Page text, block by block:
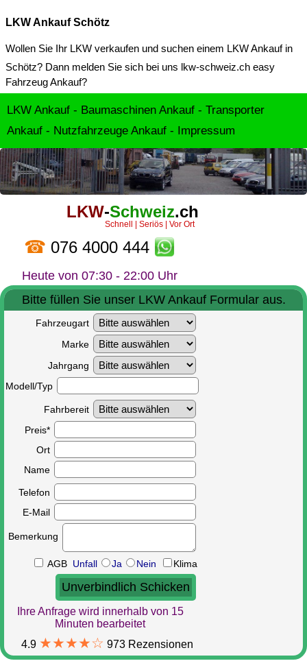
LKW Ankauf Schötz
Wollen Sie Ihr LKW verkaufen und suchen einem LKW Ankauf in
Schötz? Dann melden Sie sich bei uns lkw-schweiz.ch easy
Fahrzeug Ankauf?